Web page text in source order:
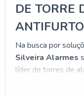
DE TORRE
ANTIFURTO
Na busca por
Silveira Alarmes
líder de torres de
casos de furtos